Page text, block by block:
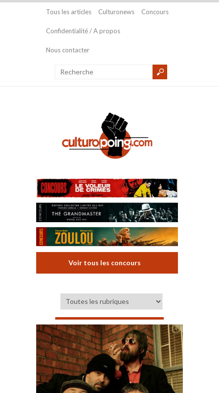
Tous les articles Culturonews Concours
Confidentialité / A propos
Nous contacter
Voir tous les concours